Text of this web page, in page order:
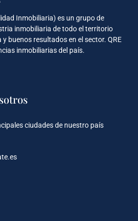
Inmobiliaria) es un grupo de
inmobiliaria de todo el territorio
buenos resultados en el sector. QRE
inmobiliarias del país.
ciudades de nuestro país